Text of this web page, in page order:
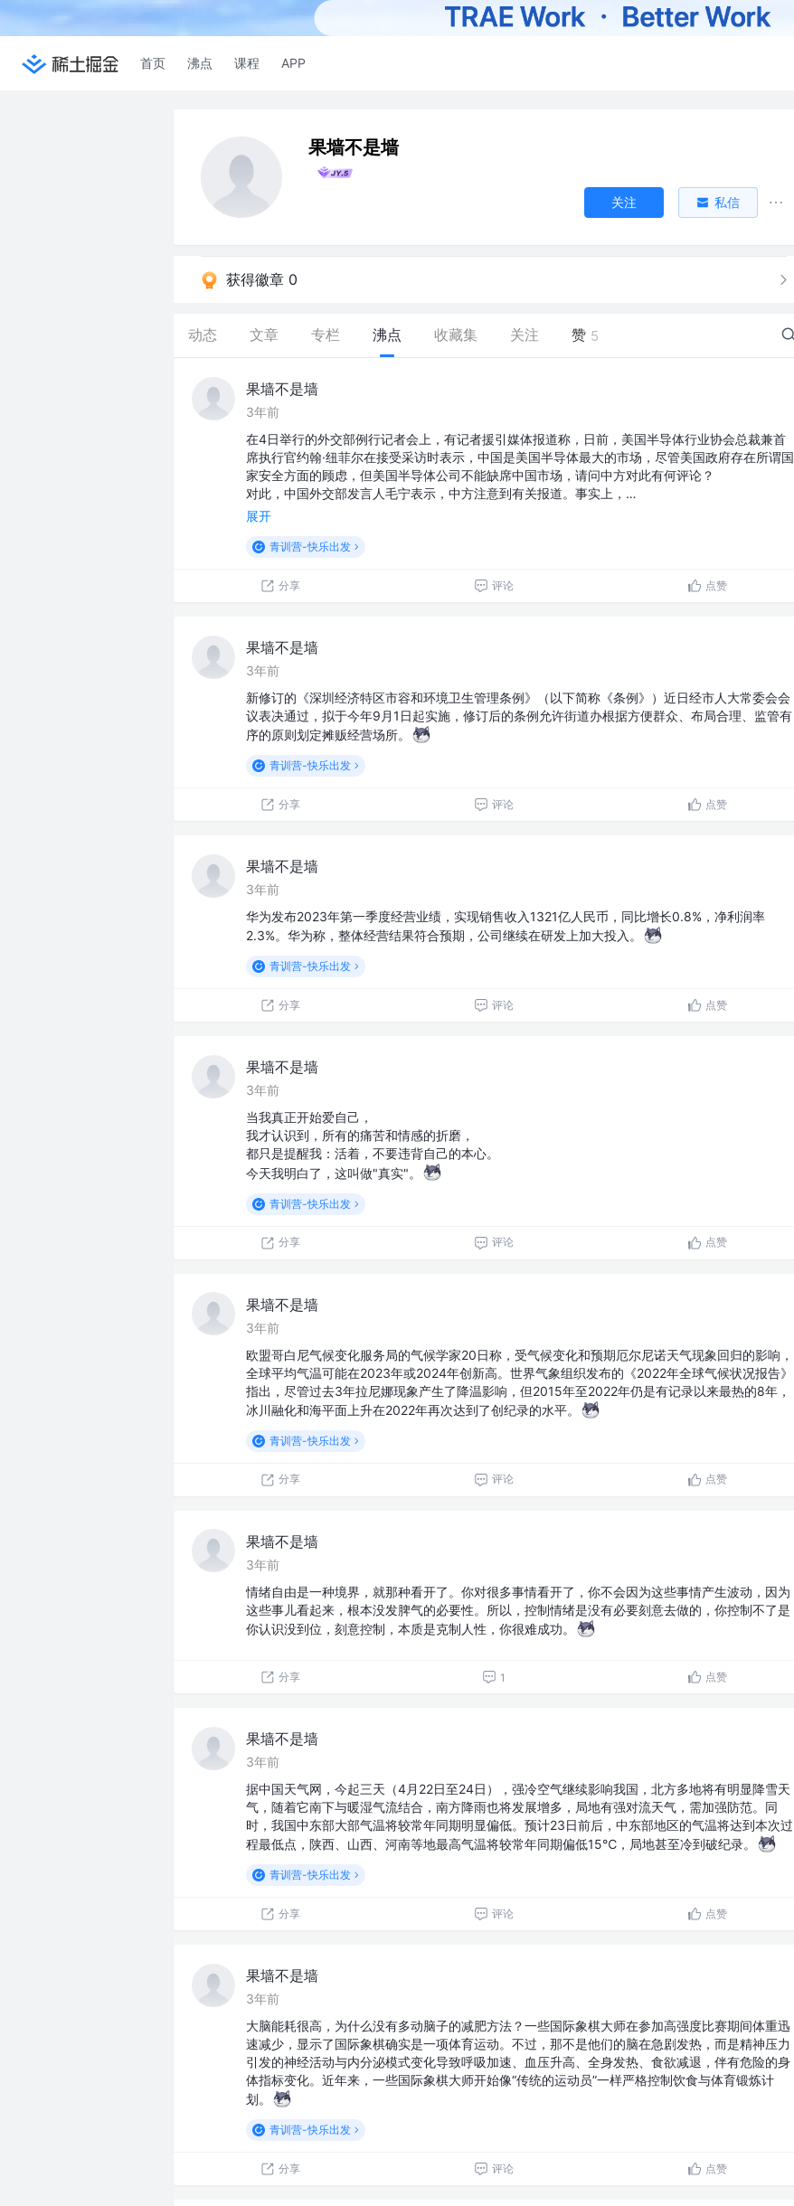
首页 沸点 课程 APP
果墙不是墙
关注 私信
获得徽章 0
动态 文章 专栏 沸点 收藏集 关注 赞 5
果墙不是墙
3年前
在4日举行的外交部例行记者会上，有记者援引媒体报道称，日前，美国半导体行业协会总裁兼首
席执行官约翰·纽菲尔在接受采访时表示，中国是美国半导体最大的市场，尽管美国政府存在所谓国
家安全方面的顾虑，但美国半导体公司不能缺席中国市场，请问中方对此有何评论？
对此，中国外交部发言人毛宁表示，中方注意到有关报道。事实上，…
展开
青训营-快乐出发
分享 评论 点赞
果墙不是墙
3年前
新修订的《深圳经济特区市容和环境卫生管理条例》（以下简称《条例》）近日经市人大常委会会
议表决通过，拟于今年9月1日起实施，修订后的条例允许街道办根据方便群众、布局合理、监管有
序的原则划定摊贩经营场所。
青训营-快乐出发
分享 评论 点赞
果墙不是墙
3年前
华为发布2023年第一季度经营业绩，实现销售收入1321亿人民币，同比增长0.8%，净利润率
2.3%。华为称，整体经营结果符合预期，公司继续在研发上加大投入。
青训营-快乐出发
分享 评论 点赞
果墙不是墙
3年前
当我真正开始爱自己，
我才认识到，所有的痛苦和情感的折磨，
都只是提醒我：活着，不要违背自己的本心。
今天我明白了，这叫做"真实"。
青训营-快乐出发
分享 评论 点赞
果墙不是墙
3年前
欧盟哥白尼气候变化服务局的气候学家20日称，受气候变化和预期厄尔尼诺天气现象回归的影响，
全球平均气温可能在2023年或2024年创新高。世界气象组织发布的《2022年全球气候状况报告》
指出，尽管过去3年拉尼娜现象产生了降温影响，但2015年至2022年仍是有记录以来最热的8年，
冰川融化和海平面上升在2022年再次达到了创纪录的水平。
青训营-快乐出发
分享 评论 点赞
果墙不是墙
3年前
情绪自由是一种境界，就那种看开了。你对很多事情看开了，你不会因为这些事情产生波动，因为
这些事儿看起来，根本没发脾气的必要性。所以，控制情绪是没有必要刻意去做的，你控制不了是
你认识没到位，刻意控制，本质是克制人性，你很难成功。
分享 1 点赞
果墙不是墙
3年前
据中国天气网，今起三天（4月22日至24日），强冷空气继续影响我国，北方多地将有明显降雪天
气，随着它南下与暖湿气流结合，南方降雨也将发展增多，局地有强对流天气，需加强防范。同
时，我国中东部大部气温将较常年同期明显偏低。预计23日前后，中东部地区的气温将达到本次过
程最低点，陕西、山西、河南等地最高气温将较常年同期偏低15℃，局地甚至冷到破纪录。
青训营-快乐出发
分享 评论 点赞
果墙不是墙
3年前
大脑能耗很高，为什么没有多动脑子的减肥方法？一些国际象棋大师在参加高强度比赛期间体重迅
速减少，显示了国际象棋确实是一项体育运动。不过，那不是他们的脑在急剧发热，而是精神压力
引发的神经活动与内分泌模式变化导致呼吸加速、血压升高、全身发热、食欲减退，伴有危险的身
体指标变化。近年来，一些国际象棋大师开始像“传统的运动员”一样严格控制饮食与体育锻炼计
划。
青训营-快乐出发
分享 评论 点赞